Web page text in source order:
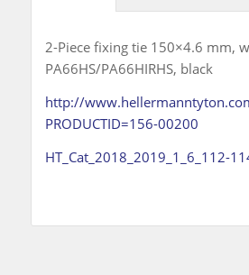
2-Piece fixing tie 150×4.6 mm,
PA66HS/PA66HIRHS, black
http://
PRODUCTID=156-00200
HT_Cat_2018_2019_1_6_112-